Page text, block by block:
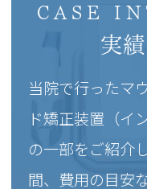
CASE
実
当院で行ったマ
ド矯正装置（イ
の一部をご紹介
間、費用の目安